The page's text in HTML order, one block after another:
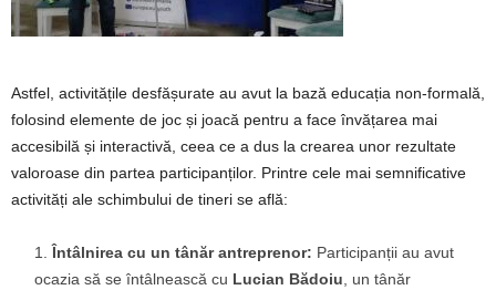
Astfel, activitățile desfășurate au avut la bază educația non-formală,
folosind elemente de joc și joacă pentru a face învățarea mai
accesibilă și interactivă, ceea ce a dus la crearea unor rezultate
valoroase din partea participanților. Printre cele mai semnificative
activități ale schimbului de tineri se află:
Întâlnirea cu un tânăr antreprenor: Participanții au avut
ocazia să se întâlnească cu Lucian Bădoiu, un tânăr